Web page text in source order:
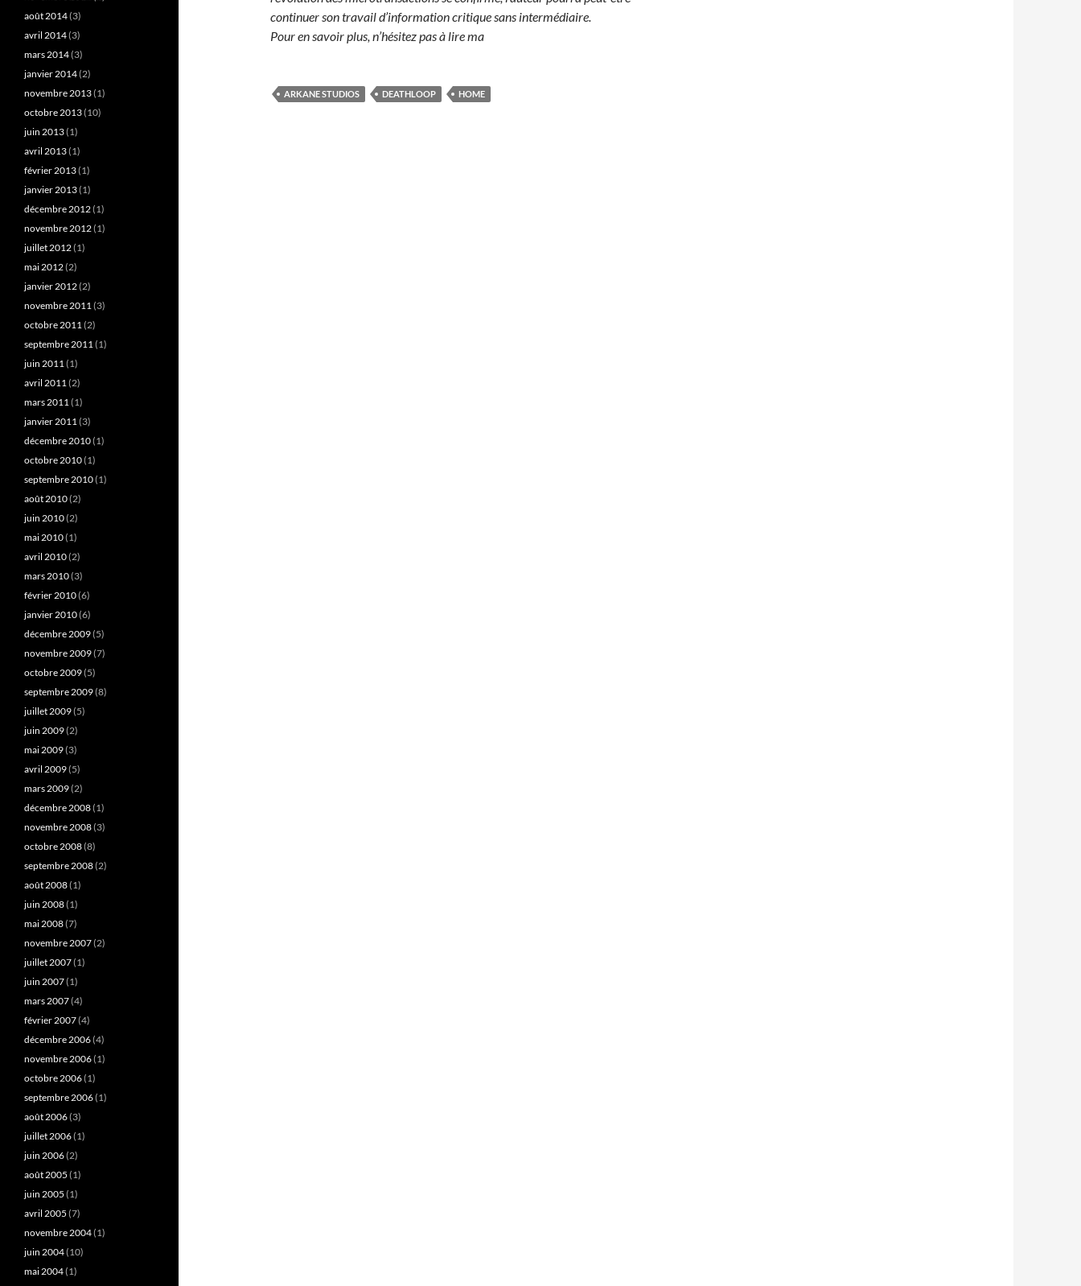
continuer son travail d’information critique sans intermédiaire.
Pour en savoir plus, n’hésitez pas à lire ma
ARKANE STUDIOS DEATHLOOP HOME
août 2014(3)
avril 2014(3)
mars 2014(3)
janvier 2014(2)
novembre 2013(1)
octobre 2013(10)
juin 2013(1)
avril 2013(1)
février 2013(1)
janvier 2013(1)
décembre 2012(1)
novembre 2012(1)
juillet 2012(1)
mai 2012(2)
janvier 2012(2)
novembre 2011(3)
octobre 2011(2)
septembre 2011(1)
juin 2011(1)
avril 2011(2)
mars 2011(1)
janvier 2011(3)
décembre 2010(1)
octobre 2010(1)
septembre 2010(1)
août 2010(2)
juin 2010(2)
mai 2010(1)
avril 2010(2)
mars 2010(3)
février 2010(6)
janvier 2010(6)
décembre 2009(5)
novembre 2009(7)
octobre 2009(5)
septembre 2009(8)
juillet 2009(5)
juin 2009(2)
mai 2009(3)
avril 2009(5)
mars 2009(2)
décembre 2008(1)
novembre 2008(3)
octobre 2008(8)
septembre 2008(2)
août 2008(1)
juin 2008(1)
mai 2008(7)
novembre 2007(2)
juillet 2007(1)
juin 2007(1)
mars 2007(4)
février 2007(4)
décembre 2006(4)
novembre 2006(1)
octobre 2006(1)
septembre 2006(1)
août 2006(3)
juillet 2006(1)
juin 2006(2)
août 2005 (1)
juin 2005 (1)
avril 2005 (7)
novembre 2004(1)
juin 2004(10)
mai 2004(1)